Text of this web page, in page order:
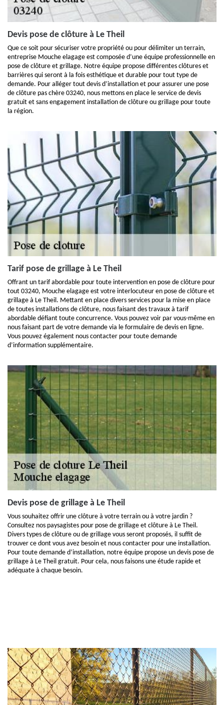
Devis pose de clôture à Le Theil
Que ce soit pour sécuriser votre propriété ou pour délimiter un terrain,
entreprise Mouche elagage est composée d’une équipe professionnelle en
pose de clôture et grillage. Notre équipe propose différentes clôtures et
barrières qui seront à la fois esthétique et durable pour tout type de
demande. Pour alléger tout devis d’installation et pour assurer une pose
de clôture pas chère 03240, nous mettons en place le service de devis
gratuit et sans engagement installation de clôture ou grillage pour toute
la région.
Tarif pose de grillage à Le Theil
Offrant un tarif abordable pour toute intervention en pose de clôture pour
tout 03240, Mouche elagage est votre interlocuteur en pose de clôture et
grillage à Le Theil. Mettant en place divers services pour la mise en place
de toutes installations de clôture, nous faisant des travaux à tarif
abordable défiant toute concurrence. Vous pouvez voir par vous-même en
nous faisant part de votre demande via le formulaire de devis en ligne.
Vous pouvez également nous contacter pour toute demande
d’information supplémentaire.
Devis pose de grillage à Le Theil
Vous souhaitez offrir une clôture à votre terrain ou à votre jardin ?
Consultez nos paysagistes pour pose de grillage et clôture à Le Theil.
Divers types de clôture ou de grillage vous seront proposés, il suffit de
trouver ce dont vous avez besoin et nous contacter pour une installation.
Pour toute demande d’installation, notre équipe propose un devis pose de
grillage à Le Theil gratuit. Pour cela, nous faisons une étude rapide et
adéquate à chaque besoin.